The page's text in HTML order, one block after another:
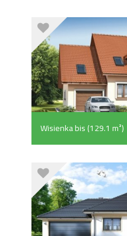
Wisienka bis (129.1 m²)